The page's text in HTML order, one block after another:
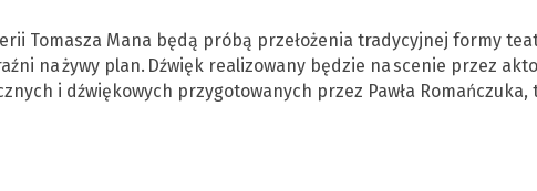
Tomasza Mana będą próbą przełożenia tradycyjnej formy
na żywy plan. Dźwięk realizowany będzie na scenie przez
i dźwiękowych przygotowanych przez Pawła Romańczuka,